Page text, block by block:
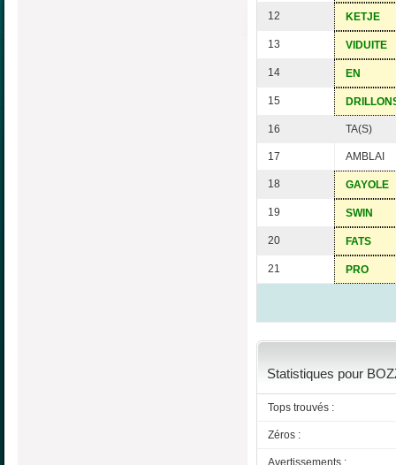
12 KETJE
13 VIDUITE
14 EN
15
16 TA(S)
17 AMBLAI
18 GAYOLE
19 SWIN
20 FATS
21 PRO
Statistiques pour
Tops trouvés :
Zéros :
Avertissements :